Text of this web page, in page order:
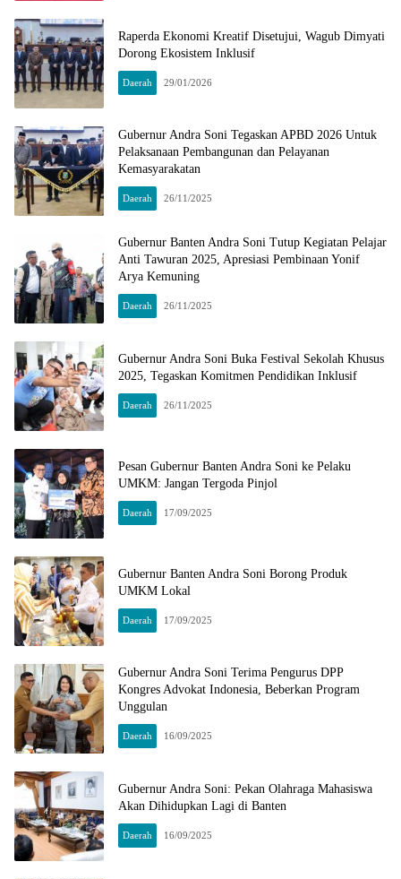
Raperda Ekonomi Kreatif Disetujui, Wagub Dimyati
Dorong Ekosistem Inklusif
Daerah 29/01/2026
Gubernur Andra Soni Tegaskan APBD 2026 Untuk
Pelaksanaan Pembangunan dan Pelayanan
Kemasyarakatan
Daerah 26/11/2025
Gubernur Banten Andra Soni Tutup Kegiatan Pelajar
Anti Tawuran 2025, Apresiasi Pembinaan Yonif
Arya Kemuning
Daerah 26/11/2025
Gubernur Andra Soni Buka Festival Sekolah Khusus
2025, Tegaskan Komitmen Pendidikan Inklusif
Daerah 26/11/2025
Pesan Gubernur Banten Andra Soni ke Pelaku
UMKM: Jangan Tergoda Pinjol
Daerah 17/09/2025
Gubernur Banten Andra Soni Borong Produk
UMKM Lokal
Daerah 17/09/2025
Gubernur Andra Soni Terima Pengurus DPP
Kongres Advokat Indonesia, Beberkan Program
Unggulan
Daerah 16/09/2025
Gubernur Andra Soni: Pekan Olahraga Mahasiswa
Akan Dihidupkan Lagi di Banten
Daerah 16/09/2025